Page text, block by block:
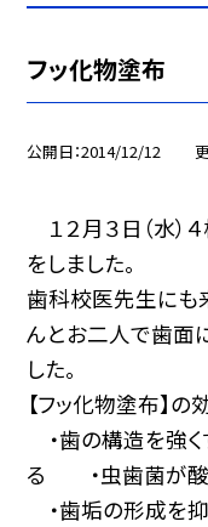
フッ化物塗布
公開日 2014/12/12
１２月３日（水）
をしました。
歯科校医先生にも
んとお二人で歯面
した。
【フッ化物塗布】の
・歯の構造を強
る ・虫歯菌が酸
・歯垢の形成を